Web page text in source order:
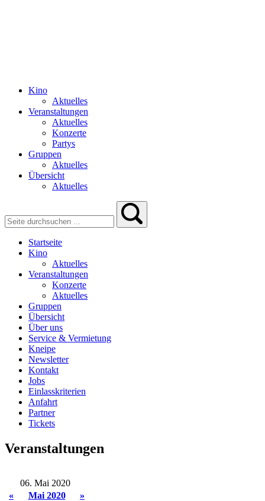
Kino
Aktuelles
Veranstaltungen
Aktuelles
Konzerte
Partys
Gruppen
Aktuelles
Übersicht
Aktuelles
Startseite
Kino
Aktuelles
Veranstaltungen
Konzerte
Aktuelles
Gruppen
Übersicht
Über uns
Service & Vermietung
Kneipe
Newsletter
Kontakt
Jobs
Einlasskriterien
Anfahrt
Partner
Tickets
Veranstaltungen
06. Mai 2020
«
Mai 2020
»